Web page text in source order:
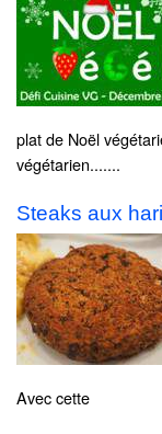
plat de Noël
végétarien.......
Steaks aux
Avec cette